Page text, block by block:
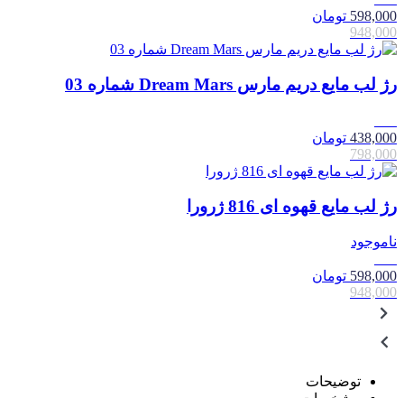
598,000 تومان
948,000
رژ لب مایع دریم مارس Dream Mars شماره 03
438,000 تومان
798,000
رژ لب مایع قهوه ای 816 ژرورا
ناموجود
598,000 تومان
948,000
توضیحات